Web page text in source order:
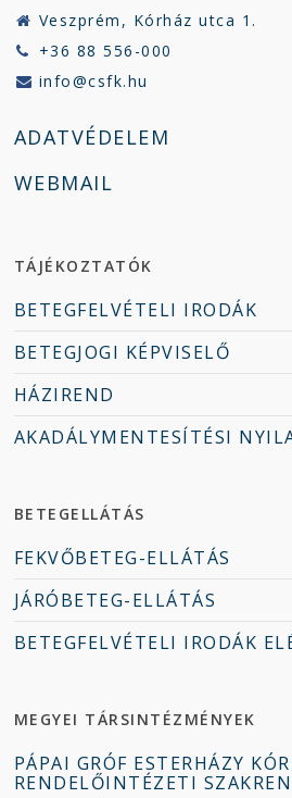
Veszprém, Kórház utca 1.
+36 88 556-000
info@csfk.hu
ADATVÉDELEM
WEBMAIL
TÁJÉKOZTATÓK
BETEGFELVÉTELI IRODÁK
BETEGJOGI KÉPVISELŐ
HÁZIREND
AKADÁLYMENTESÍTÉSI
BETEGELLÁTÁS
FEKVŐBETEG-ELLÁTÁS
JÁRÓBETEG-ELLÁTÁS
BETEGFELVÉTELI IRODÁK
MEGYEI TÁRSINTÉZMÉNYEK
PÁPAI GRÓF ESTERHÁZY
RENDELŐINTÉZETI